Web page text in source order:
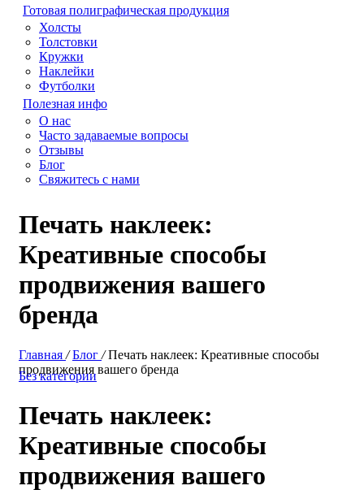
Готовая полиграфическая продукция
Холсты
Толстовки
Кружки
Наклейки
Футболки
Полезная инфо
О нас
Часто задаваемые вопросы
Отзывы
Блог
Свяжитесь с нами
Печать наклеек:
Креативные способы
продвижения вашего
бренда
Главная /Блог /Печать наклеек: Креативные способы
продвижения вашего бренда
Без категории
Печать наклеек:
Креативные способы
продвижения вашего